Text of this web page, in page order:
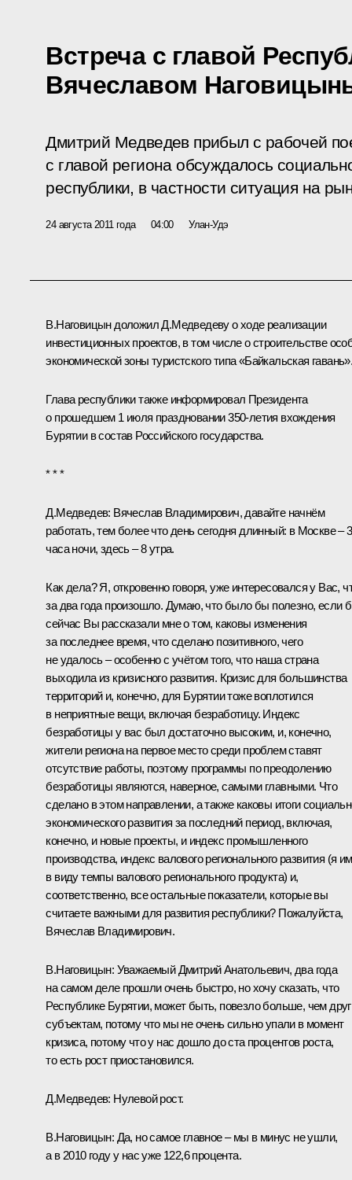
Встреча с главой
Вячеславом
Дмитрий Медведев прибыл с рабочей
с главой региона обсуждалось
республики, в частности ситуация на
24 августа 2011 года 04:00 Улан-Удэ
В.Наговицын доложил Д.Медведеву о ходе реализации
инвестиционных проектов, в том числе о строительстве
экономической зоны туристского типа «Байкальская
Глава республики также информировал Президента
о прошедшем 1 июля праздновании 350-летия вхождения
Бурятии в состав Российского государства.
* * *
Д.Медведев: Вячеслав Владимирович, давайте начнём
работать, тем более что день сегодня длинный: в Москве – 3
часа ночи, здесь – 8 утра.
Как дела? Я, откровенно говоря, уже интересовался у Вас,
за два года произошло. Думаю, что было бы полезно, если
сейчас Вы рассказали мне о том, каковы изменения
за последнее время, что сделано позитивного, чего
не удалось – особенно с учётом того, что наша страна
выходила из кризисного развития. Кризис для большинства
территорий и, конечно, для Бурятии тоже воплотился
в неприятные вещи, включая безработицу. Индекс
безработицы у вас был достаточно высоким, и, конечно,
жители региона на первое место среди проблем ставят
отсутствие работы, поэтому программы по преодолению
безработицы являются, наверное, самыми главными. Что
сделано в этом направлении, а также каковы итоги
экономического развития за последний период, включая,
конечно, и новые проекты, и индекс промышленного
производства, индекс валового регионального развития (я
в виду темпы валового регионального продукта) и,
соответственно, все остальные показатели, которые вы
считаете важными для развития республики? Пожалуйста,
Вячеслав Владимирович.
В.Наговицын: Уважаемый Дмитрий Анатольевич, два года
на самом деле прошли очень быстро, но хочу сказать, что
Республике Бурятии, может быть, повезло больше, чем
субъектам, потому что мы не очень сильно упали в момент
кризиса, потому что у нас дошло до ста процентов роста,
то есть рост приостановился.
Д.Медведев: Нулевой рост.
В.Наговицын: Да, но самое главное – мы в минус не ушли,
а в 2010 году у нас уже 122,6 процента.